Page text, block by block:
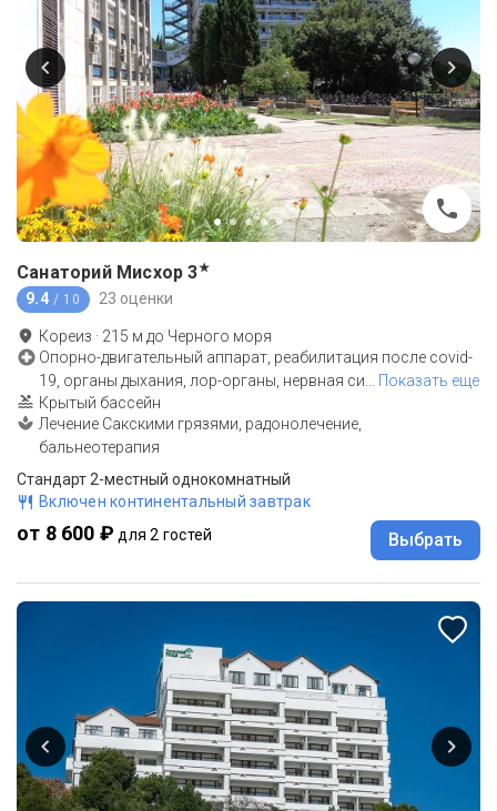
Санаторий Мисхор 3★
9.4 / 10 23 оценки
Кореиз · 215 м до Черного моря
Опорно-двигательный аппарат, реабилитация после covid-
19, органы дыхания, лор-органы, нервная си
Показать еще
Крытый бассейн
Лечение Сакскими грязями, радонолечение,
бальнеотерапия
Стандарт 2-местный однокомнатный
Включен континентальный завтрак
от 8 600 ₽ для 2 гостей Выбрать